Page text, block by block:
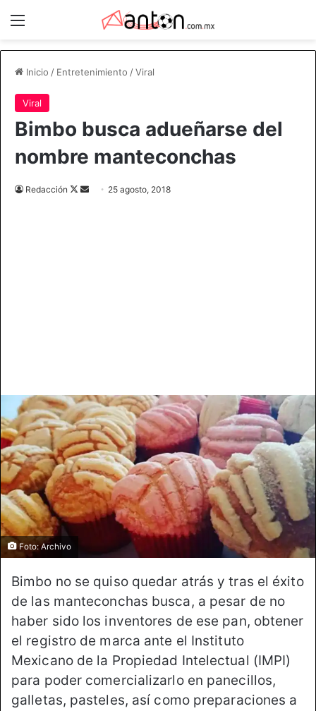
Inicio / Entretenimiento /Viral
Viral
Bimbo busca adueñarse del
nombre manteconchas
Redacción
F
25 agosto, 2018
Foto: Archivo
Bimbo no se quiso quedar atrás y tras el éxito
de las manteconchas busca, a pesar de no
haber sido los inventores de ese pan, obtener
el registro de marca ante el Instituto
Mexicano de la Propiedad Intelectual (IMPI)
para poder comercializarlo en panecillos,
galletas, pasteles, así como preparaciones a